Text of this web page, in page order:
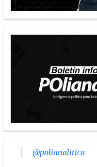
@polianalitica